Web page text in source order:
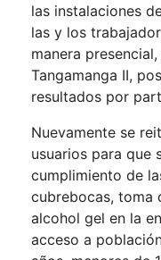
las instalaciones
las y los
manera
Tangamanga II,
resultados por
Nuevamente se
usuarios para que
cumplimiento de
cubrebocas, toma
alcohol gel en la
acceso a